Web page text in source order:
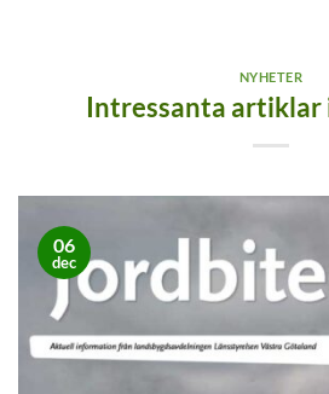
NYHETER
Intressanta artiklar
06
dec